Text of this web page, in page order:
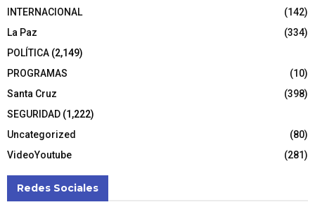
INTERNACIONAL
(142)
La Paz
(334)
POLÍTICA (2,149)
PROGRAMAS
(10)
Santa Cruz
(398)
SEGURIDAD (1,222)
Uncategorized
(80)
VideoYoutube
(281)
Redes Sociales